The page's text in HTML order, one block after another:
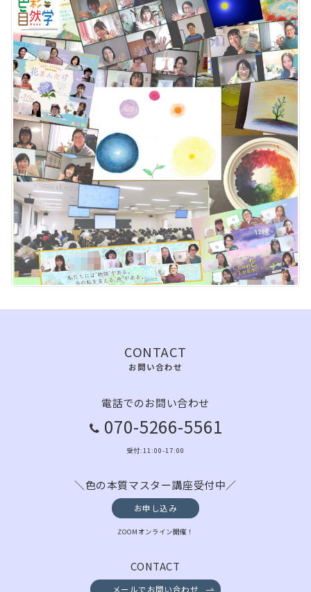
CONTACT
お問い合わせ
電話でのお問い合わせ
070-5266-5561
受付:11:00-17:00
＼色の本質マスター講座受付中／
お申し込み
ZOOMオンライン開催！
CONTACT
メールでお問い合わせ